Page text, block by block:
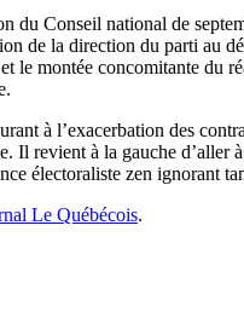
du Conseil national de
de la direction du parti au
le montée concomitante du
à l’exacerbation des
Il revient à la gauche
électoraliste zen ignorant
Le Québécois.